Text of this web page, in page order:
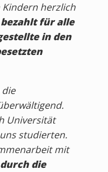
herzlich
für alle
in den
Universität
studierten.
mit
die